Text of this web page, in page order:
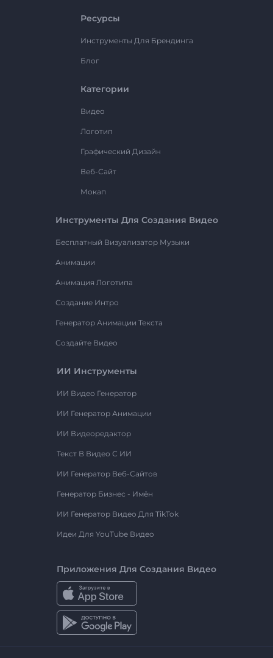
Ресурсы
Инструменты Для Брендинга
Блог
Категории
Видео
Логотип
Графический Дизайн
Веб-Сайт
Мокап
Инструменты Для Создания Видео
Бесплатный Визуализатор Музыки
Анимации
Анимация Логотипа
Создание Интро
Генератор Анимации Текста
Создайте Видео
ИИ Инструменты
ИИ Видео Генератор
ИИ Генератор Анимации
ИИ Видеоредактор
Текст В Видео С ИИ
ИИ Генератор Веб-Сайтов
Генератор Бизнес - Имён
ИИ Генератор Видео Для TikTok
Идеи Для YouTube Видео
Приложения Для Создания Видео